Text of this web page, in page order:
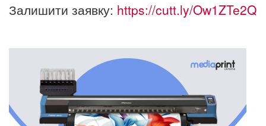
Залишити заявку: https://cutt.ly/Ow1ZTe2Q